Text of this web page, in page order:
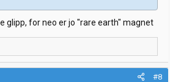
glipp, for neo er jo "rare earth" magnet
#8